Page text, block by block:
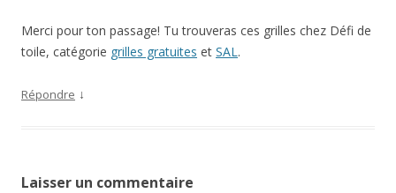
Merci pour ton passage! Tu trouveras ces grilles chez Défi de
toile, catégorie grilles gratuites et SAL.
Répondre ↓
Laisser un commentaire